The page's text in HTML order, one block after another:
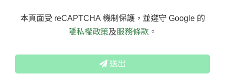
本頁面受 reCAPTCHA 機制保護，並遵守 Google 的
隱私權政策及服務條款 。
送出